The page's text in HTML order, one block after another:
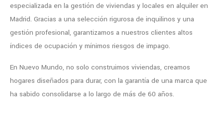
especializada en la gestión de viviendas y locales en alquiler en
Madrid. Gracias a una selección rigurosa de inquilinos y una
gestión profesional, garantizamos a nuestros clientes altos
índices de ocupación y mínimos riesgos de impago.
En Nuevo Mundo, no solo construimos viviendas, creamos
hogares diseñados para durar, con la garantía de una marca que
ha sabido consolidarse a lo largo de más de 60 años.